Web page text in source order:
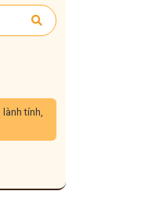
tính,